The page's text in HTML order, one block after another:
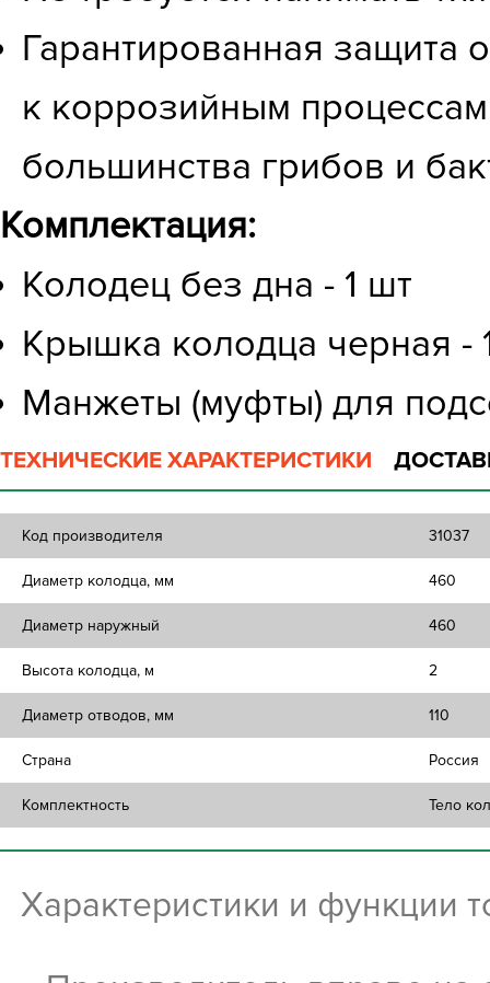
Гарантированная защита
к коррозийным
большинства грибов и
Комплектация:
Колодец без дна - 1 шт
Крышка колодца черная -
Манжеты (муфты) для
ТЕХНИЧЕСКИЕ ХАРАКТЕРИСТИКИ
Код производителя 31037
Диаметр колодца, мм 460
Диаметр наружный 460
Высота колодца, м 2
Диаметр отводов, мм 110
Страна Россия
Комплектность Тело
Характеристики и функции